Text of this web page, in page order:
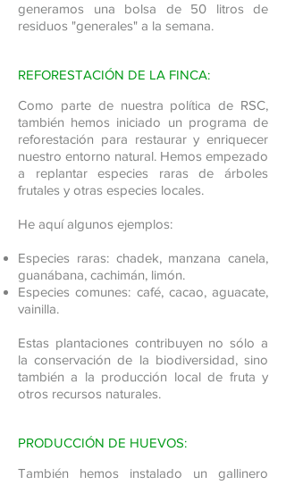
generamos una bolsa de 50 litros de
residuos "generales" a la semana.
REFORESTACIÓN DE LA FINCA:
Como parte de nuestra política de RSC,
también hemos iniciado un programa de
reforestación para restaurar y enriquecer
nuestro entorno natural. Hemos empezado
a replantar especies raras de árboles
frutales y otras especies locales.
He aquí algunos ejemplos:
Especies raras: chadek, manzana canela,
guanábana, cachimán, limón.
Especies comunes: café, cacao, aguacate,
vainilla.
Estas plantaciones contribuyen no sólo a
la conservación de la biodiversidad, sino
también a la producción local de fruta y
otros recursos naturales.
PRODUCCIÓN DE HUEVOS:
También hemos instalado un gallinero